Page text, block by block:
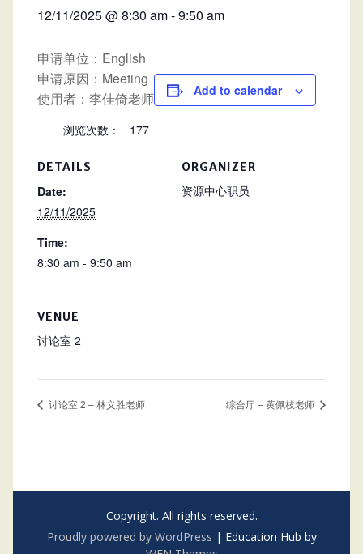
12/11/2025 @ 8:30 am-9:50 am
申请单位：English
申请原因：Meeting
使用者：李佳倚老师
浏览次数： 177
Add to calendar
DETAILS
Date:
12/11/2025
Time:
8:30 am - 9:50 am
ORGANIZER
资源中心职员
VENUE
讨论室 2
讨论室 2 – 林义胜老师 综合厅 – 黄佩枝老师
Copyright. All rights reserved.
Proudly powered by WordPress | Education Hub by